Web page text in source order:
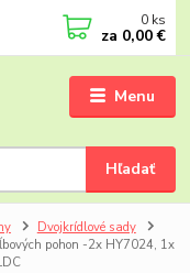
Menu
Hľadať
0 ks
za 0,00 €
Dvojkrídlové sady
pohon -2x HY7024, 1x